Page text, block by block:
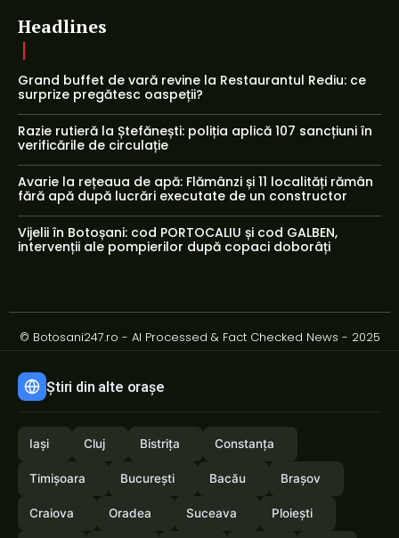
Headlines
Grand buffet de vară revine la Restaurantul Rediu: ce
surprize pregătesc oaspeții?
Razie rutieră la Ștefănești: poliția aplică 107 sancțiuni în
verificările de circulație
Avarie la rețeaua de apă: Flămânzi și 11 localități rămân
fără apă după lucrări executate de un constructor
Vijelii în Botoșani: cod PORTOCALIU și cod GALBEN,
intervenții ale pompierilor după copaci doborâți
© Botosani247.ro - AI Processed & Fact Checked News - 2025
Știri din alte orașe
Iași Cluj Bistrița Constanța
Timișoara București Bacău Brașov
Craiova Oradea Suceava Ploiești